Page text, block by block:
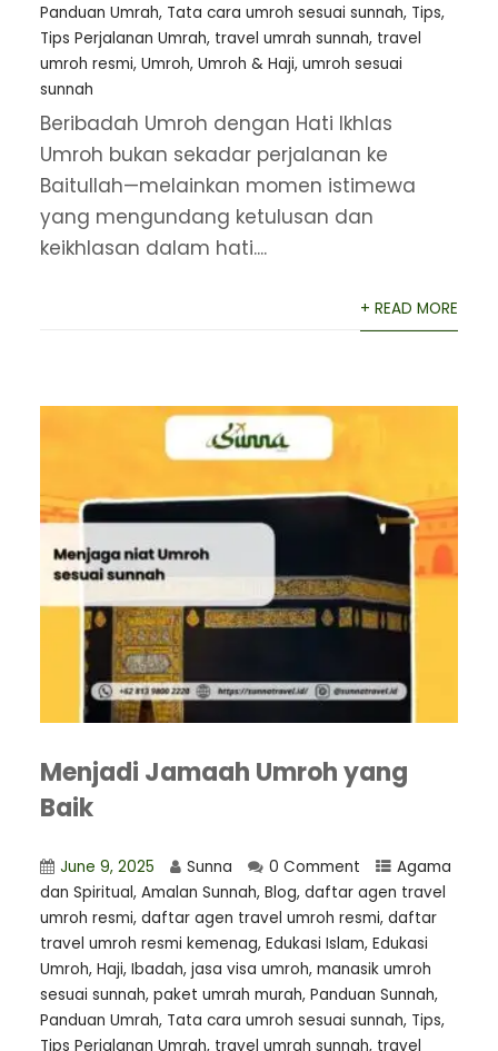
Panduan Umrah, Tata cara umroh sesuai sunnah, Tips,
Tips Perjalanan Umrah, travel umrah sunnah, travel
umroh resmi, Umroh, Umroh & Haji, umroh sesuai
sunnah
Beribadah Umroh dengan Hati Ikhlas
Umroh bukan sekadar perjalanan ke
Baitullah—melainkan momen istimewa
yang mengundang ketulusan dan
keikhlasan dalam hati....
+ READ MORE
Menjadi Jamaah Umroh yang
Baik
June 9, 2025 Sunna 0 Comment
Agama
dan Spiritual, Amalan Sunnah, Blog, daftar agen travel
umroh resmi, ⁠daftar agen travel umroh resmi, daftar
travel umroh resmi kemenag, Edukasi Islam, Edukasi
Umroh, Haji, Ibadah, jasa visa umroh, manasik umroh
sesuai sunnah, paket umrah murah, Panduan Sunnah,
Panduan Umrah, Tata cara umroh sesuai sunnah, Tips,
Tips Perjalanan Umrah, travel umrah sunnah, travel